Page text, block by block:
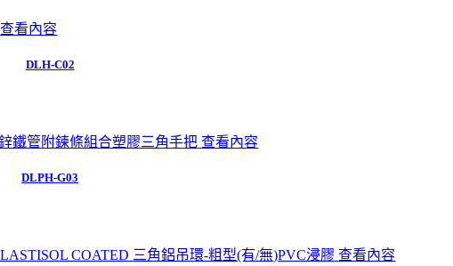
查看內容
DLH-C02
查看內容
DLPH-G03
查看內容